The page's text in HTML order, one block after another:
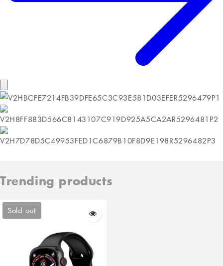
Trending products
Sold out